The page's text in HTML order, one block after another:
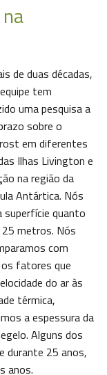
de duas décadas,
tem
uma pesquisa a
sobre o
em diferentes
Ilhas Livington e
na região da
Antártica. Nós
quanto
metros. Nós
com
fatores que
do ar às
térmica,
a espessura da
Alguns dos
durante 25 anos,
anos.